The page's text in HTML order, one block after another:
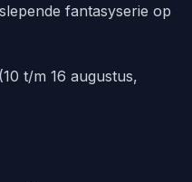
fantasyserie op
t/m 16 augustus,